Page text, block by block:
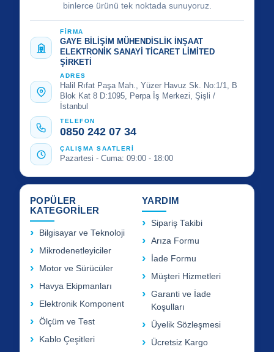
binlerce ürünü tek noktada sunuyoruz.
FİRMA
GAYE BİLİŞİM MÜHENDİSLİK İNŞAAT
ELEKTRONİK SANAYİ TİCARET LİMİTED
ŞİRKETİ
ADRES
Halil Rıfat Paşa Mah., Yüzer Havuz Sk. No:1/1, B
Blok Kat 8 D:1095, Perpa İş Merkezi, Şişli /
İstanbul
TELEFON
0850 242 07 34
ÇALIŞMA SAATLERİ
Pazartesi - Cuma: 09:00 - 18:00
POPÜLER
KATEGORİLER
Bilgisayar ve Teknoloji
Mikrodenetleyiciler
Motor ve Sürücüler
Havya Ekipmanları
Elektronik Komponent
Ölçüm ve Test
Kablo Çeşitleri
YARDIM
Sipariş Takibi
Arıza Formu
İade Formu
Müşteri Hizmetleri
Garanti ve İade
Koşulları
Üyelik Sözleşmesi
Ücretsiz Kargo